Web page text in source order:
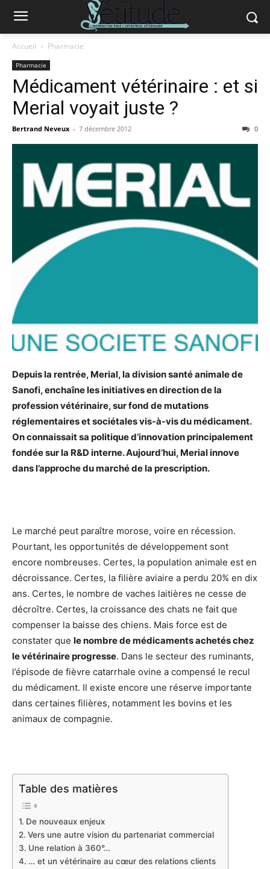
Accueil Pharmacie
Pharmacie
Médicament vétérinaire : et si
Merial voyait juste ?
Bertrand Neveux - 7 décembre 2012 0
Depuis la rentrée, Merial, la division santé animale de
Sanofi, enchaîne les initiatives en direction de la
profession vétérinaire, sur fond de mutations
réglementaires et sociétales vis-à-vis du médicament.
On connaissait sa politique d’innovation principalement
fondée sur la R&D interne. Aujourd’hui, Merial innove
dans l’approche du marché de la prescription.
Le marché peut paraître morose, voire en récession.
Pourtant, les opportunités de développement sont
encore nombreuses. Certes, la population animale est en
décroissance. Certes, la filière aviaire a perdu 20% en dix
ans. Certes, le nombre de vaches laitières ne cesse de
décroître. Certes, la croissance des chats ne fait que
compenser la baisse des chiens. Mais force est de
constater que le nombre de médicaments achetés chez
le vétérinaire progresse. Dans le secteur des ruminants,
l’épisode de fièvre catarrhale ovine a compensé le recul
du médicament. Il existe encore une réserve importante
dans certaines filières, notamment les bovins et les
animaux de compagnie.
Table des matières
De nouveaux enjeux
Vers une autre vision du partenariat commercial
Une relation à 360°…
… et un vétérinaire au cœur des relations clients